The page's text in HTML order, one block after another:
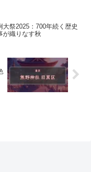
大祭2025：700年続く歴史
が織りなす秋